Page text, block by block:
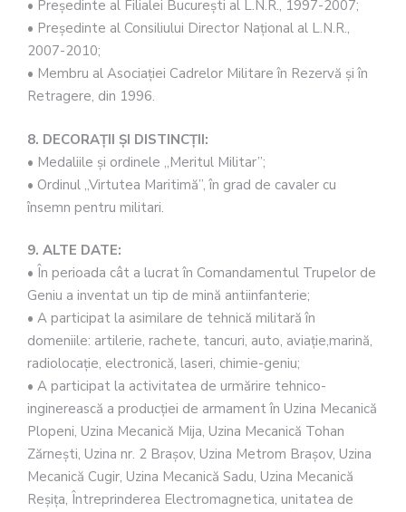
• Preşedinte al Filialei Bucureşti al L.N.R., 1997-2007;
• Preşedinte al Consiliului Director Naţional al L.N.R.,
2007-2010;
• Membru al Asociaţiei Cadrelor Militare în Rezervă şi în
Retragere, din 1996.
8. DECORAŢII ŞI DISTINCŢII:
• Medaliile şi ordinele „Meritul Militar”;
• Ordinul „Virtutea Maritimă”, în grad de cavaler cu
însemn pentru militari.
9. ALTE DATE:
• În perioada cât a lucrat în Comandamentul Trupelor de
Geniu a inventat un tip de mină antiinfanterie;
• A participat la asimilare de tehnică militară în
domeniile: artilerie, rachete, tancuri, auto, aviaţie,marină,
radiolocaţie, electronică, laseri, chimie-geniu;
• A participat la activitatea de urmărire tehnico-
inginerească a producţiei de armament în Uzina Mecanică
Plopeni, Uzina Mecanică Mija, Uzina Mecanică Tohan
Zărneşti, Uzina nr. 2 Braşov, Uzina Metrom Braşov, Uzina
Mecanică Cugir, Uzina Mecanică Sadu, Uzina Mecanică
Reşiţa, Întreprinderea Electromagnetica, unitatea de